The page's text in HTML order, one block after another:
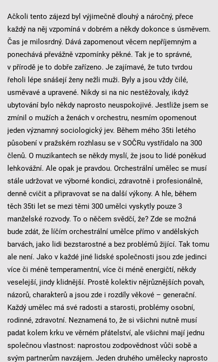
Ačkoli tento zájezd byl výjimečně dlouhý a náročný, přece
každý na něj vzpomíná v dobrém a někdy dokonce s úsměvem.
Čas je milosrdný. Dává zapomenout věcem nepříjemným a
ponechává převážně vzpomínky pěkné. Tak je to správné,
v přírodě je to dobře zařízeno. Je zajímavé, že tuto tvrdou
řeholi lépe snášejí ženy nežli muži. Byly a jsou vždy čilé,
usměvavé a upravené. Nikdy si na nic nestěžovaly, ikdyž
ubytování bylo někdy naprosto neuspokojivé. Jestliže jsem se
zmínil o mužích a ženách v orchestru, nesmím opomenout
jeden významný sociologický jev. Během mého 35ti letého
působení v pražském rozhlasu se v SOČRu vystřídalo na 300
členů. O muzikantech se někdy myslí, že jsou to lidé poněkud
lehkovážní. Ale opak je pravdou. Orchestrální umělec se musí
stále udržovat ve výborné kondici, zdravotně i profesionálně,
denně cvičit a připravovat se na další výkony. A hle, během
těch 35ti let se mezi těmi 300 umělci vyskytly pouze 3
manželské rozvody. To o něčem svědčí, že? Zde se možná
bude zdát, že líčím orchestrální umělce přímo v andělských
barvách, jako lidi bezstarostné a bez problémů žijící. Tak tomu
ale není. Jako v každé jiné lidské společnosti jsou zde jedinci
více či méně temperamentní, více či méně energičtí, někdy
veselejší, jindy klidnější. Prostě kolektiv nějrůznějších povah,
názorů, charakterů a jsou zde i rozdíly věkové – generační.
Každý umělec má své radosti a starosti, problémy osobní,
rodinné, zdravotní. Neznamená to, že si všichni nutně musí
padat kolem krku ve věrném přátelství, ale všichni mají jednu
společnou vlastnost: naprostou zodpovědnost vůči sobě a
svým partnerům navzájem. Jeden druhého umělecky naprosto